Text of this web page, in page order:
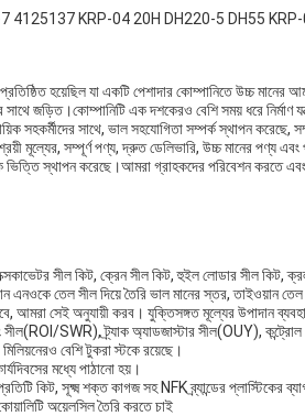
7 4125137 KRP-04 20H DH220-5 DH55
হয়েছিল যা একটি পেশাদার কোম্পানিতে উচ্চ মানের
সাথে জড়িত।কোম্পানিটি এক দশকেরও বেশি সময় ধরে নির্মাণ
সহকর্মীদের সাথে, ভাল সহযোগিতা সম্পর্ক স্থাপন করেছে,
মূল্যের, সম্পূর্ণ পণ্য, দ্রুত ডেলিভারি, উচ্চ মানের পণ্য এবং
স্থাপন করেছে।আমরা গ্রাহকদের পরিবেশন করতে
সীল কিট, ক্রেন সীল কিট, হুইল লোডার সীল কিট,
এনওকে তেল সীল দিয়ে তৈরি ভাল মানের স্তর, তাইওয়ান
আমরা সেই অনুযায়ী করব। যুক্তিসঙ্গত মূল্যের উপাদান
সীল(ROI/SWR), ট্র্যাক অ্যাডজাস্টার সীল(OUY),
বেশি টুকরা স্টকে রয়েছে।
মধ্যে পাঠানো হয়।
কিট, সূক্ষ্ম শক্ত কাগজ সহ NFK ব্র্যান্ডের প্লাস্টিকের
অয়েলসিল তৈরি করতে চাই